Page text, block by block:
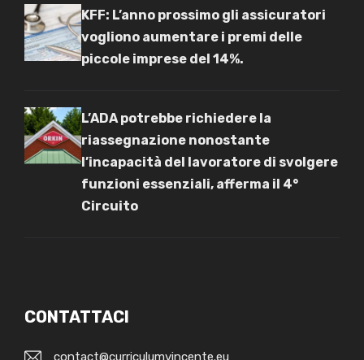
KFF: L’anno prossimo gli assicuratori
vogliono aumentare i premi delle
piccole imprese del 14%.
L’ADA potrebbe richiedere la
riassegnazione nonostante
l’incapacità del lavoratore di svolgere
funzioni essenziali, afferma il 4°
Circuito
CONTATTACI
contact@curriculumvincente.eu